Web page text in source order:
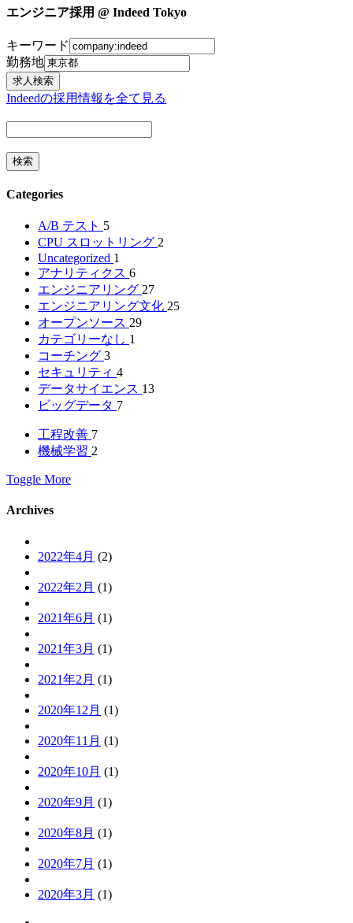
エンジニア採用 @ Indeed Tokyo
キーワード
勤務地
Indeedの採用情報を全て見る
Categories
A/B テスト 5
CPU スロットリング 2
Uncategorized 1
アナリティクス 6
エンジニアリング 27
エンジニアリング文化 25
オープンソース 29
カテゴリーなし 1
コーチング 3
セキュリティ 4
データサイエンス 13
ビッグデータ 7
工程改善 7
機械学習 2
Toggle More
Archives
2022年4月 (2)
2022年2月 (1)
2021年6月 (1)
2021年3月 (1)
2021年2月 (1)
2020年12月 (1)
2020年11月 (1)
2020年10月 (1)
2020年9月 (1)
2020年8月 (1)
2020年7月 (1)
2020年3月 (1)